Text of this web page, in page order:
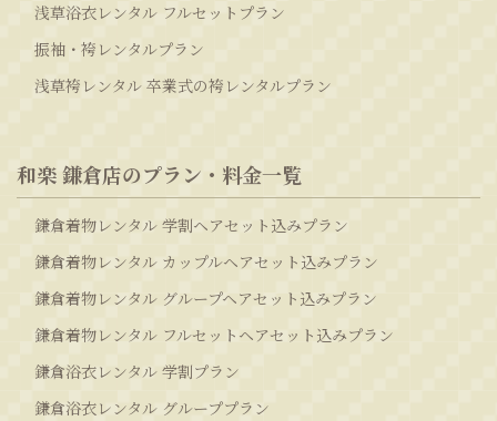
浅草浴衣レンタル フルセットプラン
振袖・袴レンタルプラン
浅草袴レンタル 卒業式の袴レンタルプラン
和楽 鎌倉店のプラン・料金一覧
鎌倉着物レンタル 学割ヘアセット込みプラン
鎌倉着物レンタル カップルヘアセット込みプラン
鎌倉着物レンタル グループヘアセット込みプラン
鎌倉着物レンタル フルセットヘアセット込みプラン
鎌倉浴衣レンタル 学割プラン
鎌倉浴衣レンタル グループプラン